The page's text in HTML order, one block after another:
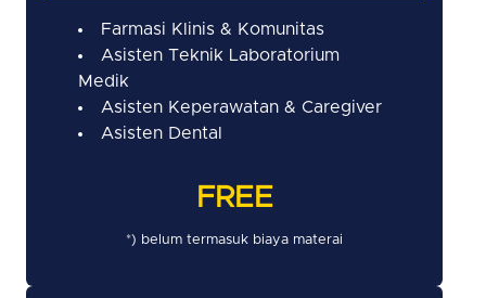
Farmasi Klinis & Komunitas
Asisten Teknik Laboratorium
Medik
Asisten Keperawatan & Caregiver
Asisten Dental
FREE
*) belum termasuk biaya materai